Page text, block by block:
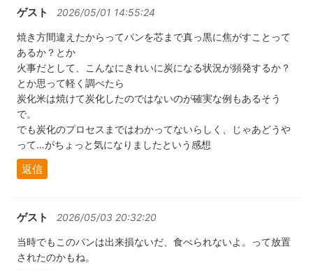
ゲスト 2026/05/01 14:55:24
焼き方間違えたからってパンを芯まで真っ黒に焦がすことって
あるか？とか
火事だとして、こんなにきれいに炭になる状況が頻発するか？
とか思って軽く調べたら
炭化米は焼けて炭化したのではないのが確実な例もあるそう
で。
でも炭化のプロセスまではわかってないらしく、じゃあどうや
って…がちょっと気になりましたという感想
返信
ゲスト 2026/05/03 20:32:20
当時でもこのパンは出来損ないだ、食べられないよ。って放置
されたのかもね。